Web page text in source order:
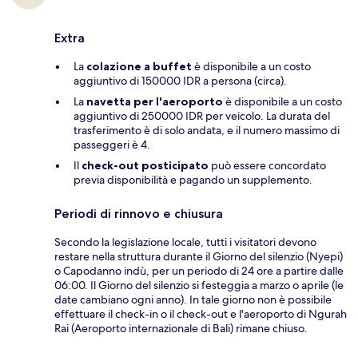
Extra
La colazione a buffet è disponibile a un costo
aggiuntivo di 150000 IDR a persona (circa).
La navetta per l'aeroporto è disponibile a un costo
aggiuntivo di 250000 IDR per veicolo. La durata del
trasferimento è di solo andata, e il numero massimo di
passeggeri è 4.
Il check-out posticipato può essere concordato
previa disponibilità e pagando un supplemento.
Periodi di rinnovo e chiusura
Secondo la legislazione locale, tutti i visitatori devono
restare nella struttura durante il Giorno del silenzio (Nyepi)
o Capodanno indù, per un periodo di 24 ore a partire dalle
06:00. Il Giorno del silenzio si festeggia a marzo o aprile (le
date cambiano ogni anno). In tale giorno non è possibile
effettuare il check-in o il check-out e l'aeroporto di Ngurah
Rai (Aeroporto internazionale di Bali) rimane chiuso.